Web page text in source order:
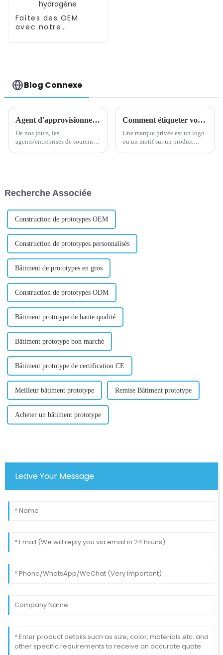
Faites des OEM
avec notre
Blog Connexe
Agent d'approvisionnement 101 : qui sont-ils ? Comment ils travaillent? Comment facturent-ils ?
De nos jours, les
agents/entreprises de sourcing
Comment étiqueter vos produits en privé
Une marque privée est un logo
ou un motif sur un produit
Recherche Associée
Construction de prototypes OEM
Construction de prototypes personnalisés
Bâtiment de prototypes en gros
Construction de prototypes ODM
Bâtiment prototype de haute qualité
Bâtiment prototype bon marché
Bâtiment prototype de certification CE
Meilleur bâtiment prototype Remise Bâtiment prototype
Acheter un bâtiment prototype
Leave Your Message